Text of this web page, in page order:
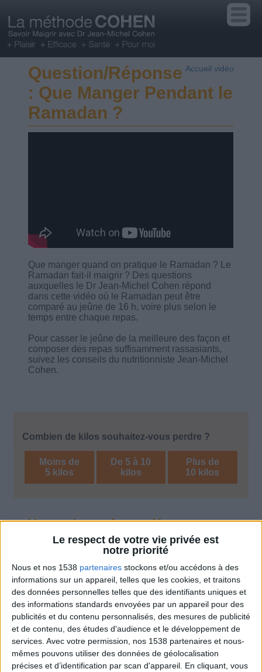
Le respect de votre vie privée est
notre priorité
Nous et nos 1538 partenaires stockons et/ou accédons à des
informations sur un appareil, telles que les cookies, et traitons
des données personnelles telles que des identifiants uniques et
des informations standards envoyées par un appareil pour des
publicités et du contenu personnalisés, des mesures de publicité
et de contenu, des études d'audience et le développement de
services. Avec votre permission, nos 1538 partenaires et nous-
mêmes pouvons utiliser des données de géolocalisation
précises et d’identification par scan d'appareil. En cliquant, vous
Accueil vidéo
Question/Réponse
: Que Manger Pendant le
Ramadan ?
Que manger quand on pratique le Ramadan ? Le
Ramadan fait-il maigrir ? Des questions
auxquelles le Dr Jean-Michel Cohen répond
dans cette vidéo où le Ramadan peut être
comparé au jeûne de 16 h, voire plus selon le
temps entre chaque repas.
Pour casser le jeûne de la meilleure des façon et
composer des repas suffisamment rassasiants,
suivez les conseils du nutritionniste Jean-Michel
Cohen.
Combien de kilos souhaitez-vous perdre ?
Moins de
5 kilos
De 5 à 10
kilos
Plus de
10 kilos
Vous m'avez demandé Voir tout
Vous avez une question liée à la nutrition ou à
l'alimentation ? Posez la en commentaire des
vidéos et Jean-Michel vous répondra dans la
prochaine vidéo.